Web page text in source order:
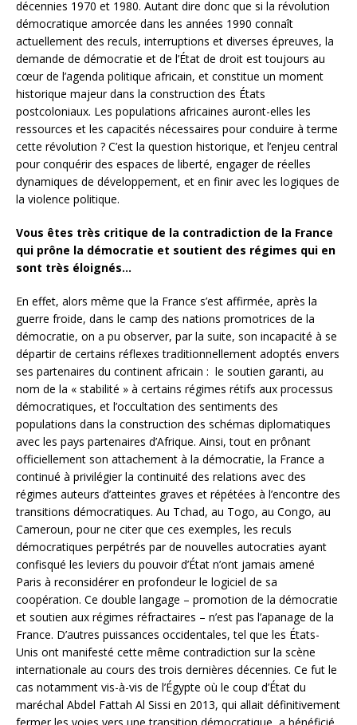
décennies 1970 et 1980. Autant dire donc que si la révolution
démocratique amorcée dans les années 1990 connaît
actuellement des reculs, interruptions et diverses épreuves, la
demande de démocratie et de l’État de droit est toujours au
cœur de l’agenda politique africain, et constitue un moment
historique majeur dans la construction des États
postcoloniaux. Les populations africaines auront-elles les
ressources et les capacités nécessaires pour conduire à terme
cette révolution ? C’est la question historique, et l’enjeu central
pour conquérir des espaces de liberté, engager de réelles
dynamiques de développement, et en finir avec les logiques de
la violence politique.
Vous êtes très critique de la contradiction de la France
qui prône la démocratie et soutient des régimes qui en
sont très éloignés…
En effet, alors même que la France s’est affirmée, après la
guerre froide, dans le camp des nations promotrices de la
démocratie, on a pu observer, par la suite, son incapacité à se
départir de certains réflexes traditionnellement adoptés envers
ses partenaires du continent africain : le soutien garanti, au
nom de la « stabilité » à certains régimes rétifs aux processus
démocratiques, et l’occultation des sentiments des
populations dans la construction des schémas diplomatiques
avec les pays partenaires d’Afrique. Ainsi, tout en prônant
officiellement son attachement à la démocratie, la France a
continué à privilégier la continuité des relations avec des
régimes auteurs d’atteintes graves et répétées à l’encontre des
transitions démocratiques. Au Tchad, au Togo, au Congo, au
Cameroun, pour ne citer que ces exemples, les reculs
démocratiques perpétrés par de nouvelles autocraties ayant
confisqué les leviers du pouvoir d’État n’ont jamais amené
Paris à reconsidérer en profondeur le logiciel de sa
coopération. Ce double langage – promotion de la démocratie
et soutien aux régimes réfractaires – n’est pas l’apanage de la
France. D’autres puissances occidentales, tel que les États-
Unis ont manifesté cette même contradiction sur la scène
internationale au cours des trois dernières décennies. Ce fut le
cas notamment vis-à-vis de l’Égypte où le coup d’État du
maréchal Abdel Fattah Al Sissi en 2013, qui allait définitivement